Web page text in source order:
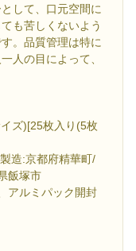
して、口元空間に
も苦しくないよう
。品質管理は特に
人の目によって、
ズ)[25枚入り(5枚
造:京都府精華町/
飯塚市
ルミパック開封